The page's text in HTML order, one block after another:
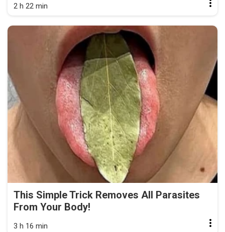
2 h 22 min
This Simple Trick Removes All Parasites
From Your Body!
3 h 16 min